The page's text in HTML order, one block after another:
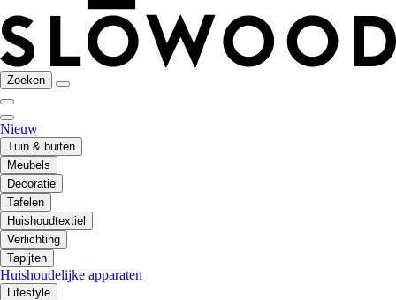
Zoeken
Nieuw
Tuin & buiten
Meubels
Decoratie
Tafelen
Huishoudtextiel
Verlichting
Tapijten
Huishoudelijke apparaten
Lifestyle